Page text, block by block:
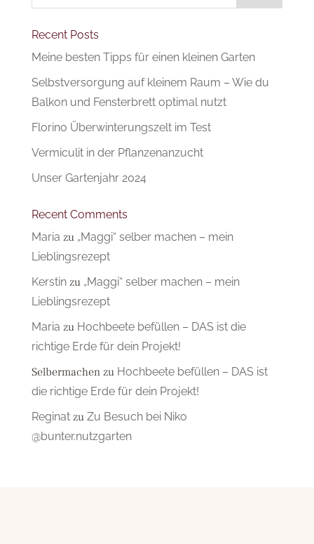
Recent Posts
Meine besten Tipps für einen kleinen Garten
Selbstversorgung auf kleinem Raum – Wie du
Balkon und Fensterbrett optimal nutzt
Florino Überwinterungszelt im Test
Vermiculit in der Pflanzenanzucht
Unser Gartenjahr 2024
Recent Comments
Maria zu „Maggi“ selber machen – mein
Lieblingsrezept
Kerstinzu „Maggi“ selber machen – mein
Lieblingsrezept
Maria zu Hochbeete befüllen – DAS ist die
richtige Erde für dein Projekt!
Selbermachenzu Hochbeete befüllen – DAS ist
die richtige Erde für dein Projekt!
Reginatzu Zu Besuch bei Niko
@bunter.nutzgarten